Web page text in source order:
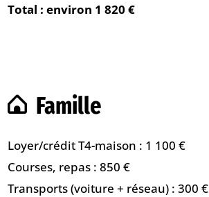
Total : environ 1 820 €
Famille
Loyer/crédit T4-maison : 1 100 €
Courses, repas : 850 €
Transports (voiture + réseau) : 300 €